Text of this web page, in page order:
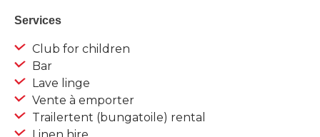
Services
Club for children
Bar
Lave linge
Vente à emporter
Trailertent (bungatoile) rental